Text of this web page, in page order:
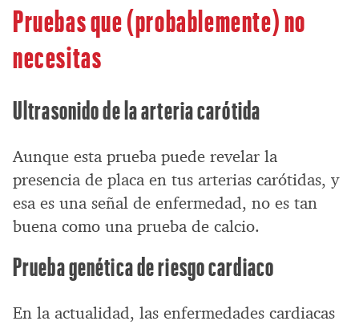
Pruebas que (probablemente) no
necesitas
Ultrasonido de la arteria carótida
Aunque esta prueba puede revelar la
presencia de placa en tus arterias carótidas, y
esa es una señal de enfermedad, no es tan
buena como una prueba de calcio.
Prueba genética de riesgo cardiaco
En la actualidad, las enfermedades cardiacas